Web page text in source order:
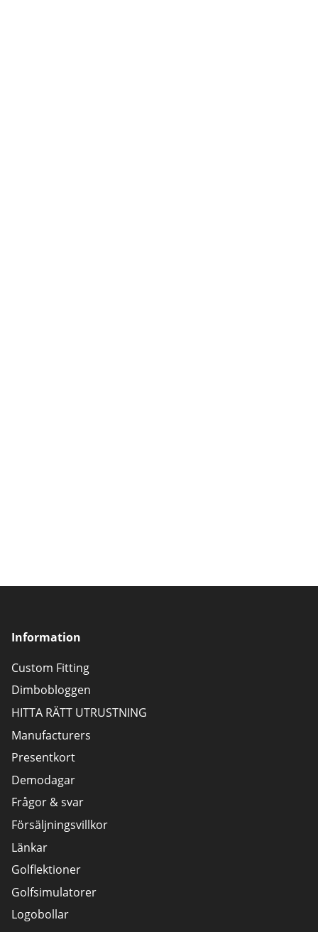
Information
Custom Fitting
Dimbobloggen
HITTA RÄTT UTRUSTNING
Manufacturers
Presentkort
Demodagar
Frågor & svar
Försäljningsvillkor
Länkar
Golflektioner
Golfsimulatorer
Logobollar